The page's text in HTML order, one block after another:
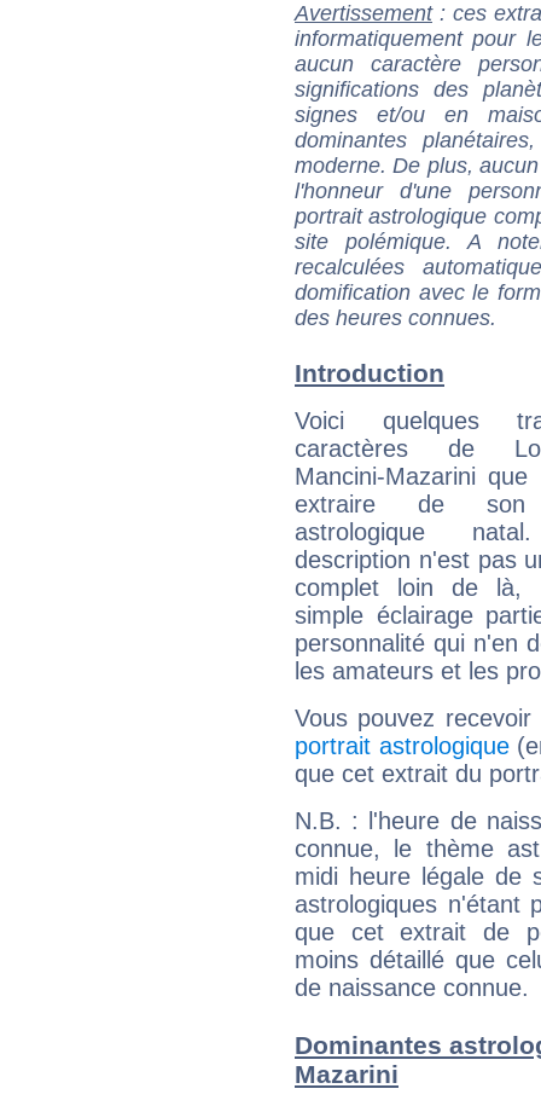
Avertissement: ces
informatiquement pour
aucun caractère
significations des
signes et/ou en
dominantes
moderne. De plus,
l'honneur d'une
portrait astrologique
site polémique. A
recalculées
domification avec le
des heures connues.
Introduction
Voici quelques
caractères de
Mancini-Mazarini que
extraire de son
astrologique
description n'est pas
complet loin de là,
simple éclairage
personnalité qui n'en
les amateurs et les
Vous pouvez
portrait astrologique
que cet extrait du
N.B. : l'heure de
connue, le thème
midi heure légale de
astrologiques n'étant
que cet extrait de
moins détaillé que
de naissance connue.
Dominantes
Mazarini